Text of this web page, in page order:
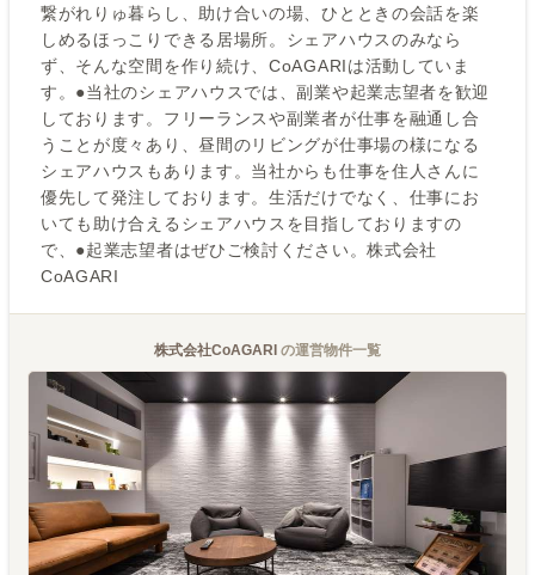
繋がれりゅ暮らし、助け合いの場、ひとときの会話を楽
しめるほっこりできる居場所。シェアハウスのみなら
ず、そんな空間を作り続け、CoAGARIは活動していま
す。●当社のシェアハウスでは、副業や起業志望者を歓迎
しております。フリーランスや副業者が仕事を融通し合
うことが度々あり、昼間のリビングが仕事場の様になる
シェアハウスもあります。当社からも仕事を住人さんに
優先して発注しております。生活だけでなく、仕事にお
いても助け合えるシェアハウスを目指しておりますの
で、●起業志望者はぜひご検討ください。株式会社
CoAGARI
株式会社CoAGARI の運営物件一覧